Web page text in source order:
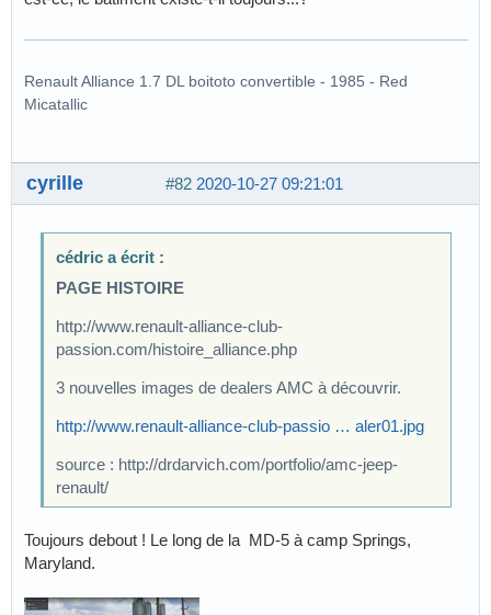
Renault Alliance 1.7 DL boitoto convertible - 1985 - Red
Micatallic
#82 2020-10-27 09:21:01
cyrille
cédric a écrit :
PAGE HISTOIRE
http://www.renault-alliance-club-
passion.com/histoire_alliance.php
3 nouvelles images de dealers AMC à découvrir.
http://www.renault-alliance-club-passio … aler01.jpg
source : http://drdarvich.com/portfolio/amc-jeep-
renault/
Toujours debout ! Le long de la MD-5 à camp Springs,
Maryland.